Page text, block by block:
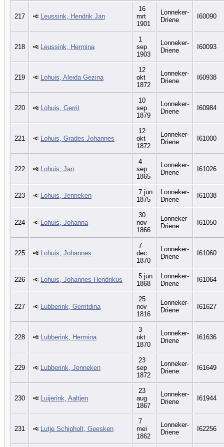
217 Leussink, Hendrik Jan
16
mrt
1901
Lonneker-
Driene
I60090
218 Leussink, Hermina
1
sep
1903
Lonneker-
Driene
I60093
219 Lohuis, Aleida Gezina
12
okt
1872
Lonneker-
Driene
I60938
220 Lohuis, Gerrit
10
sep
1879
Lonneker-
Driene
I60984
221 Lohuis, Grades Johannes
12
okt
1872
Lonneker-
Driene
I61000
222 Lohuis, Jan
4
sep
1865
Lonneker-
Driene
I61026
223 Lohuis, Jenneken
7 jun
1875
Lonneker-
Driene
I61038
224 Lohuis, Johanna
30
nov
1866
Lonneker-
Driene
I61050
225 Lohuis, Johannes
7
dec
1870
Lonneker-
Driene
I61060
226 Lohuis, Johannes Hendrikus
5 jun
1868
Lonneker-
Driene
I61064
227 Lubberink, Gerritdina
25
nov
1816
Lonneker-
Driene
I61627
228 Lubberink, Hermina
3
okt
1870
Lonneker-
Driene
I61636
229 Lubberink, Jenneken
23
sep
1872
Lonneker-
Driene
I61649
230 Luijerink, Aaltjen
23
aug
1867
Lonneker-
Driene
I61944
231 Lutje Schipholt, Geesken
7
mei
1862
Lonneker-
Driene
I62256